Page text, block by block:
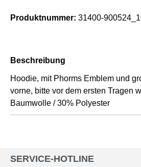
Produktnummer: 31400-
Beschreibung
Hoodie, mit Phorms Emblem und
vorne, bitte vor dem ersten Tragen
Baumwolle / 30% Polyester
SERVICE-HOTLINE